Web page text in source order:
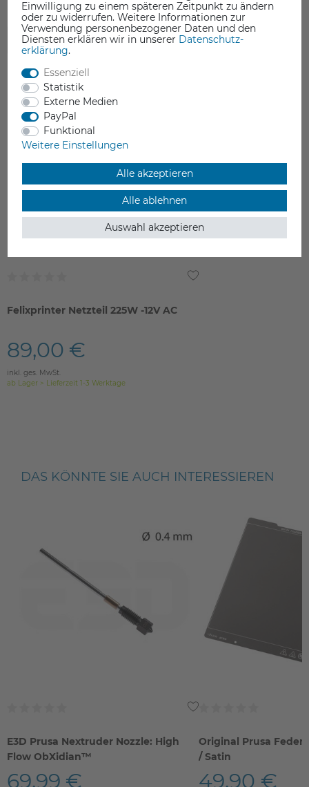
ZUBEHÖR
Felixprinter Netzteil 225W -12V AC
89,00 €
inkl. ges. MwSt.
ab Lager > Lieferzeit 1-3 Werktage
DAS KÖNNTE SIE AUCH INTERESSIEREN
E3D Prusa Nextruder Nozzle: High
Flow ObXidian™
69,99 €
Original Prusa
/ Satin
49,90 €
Einwilligung zu einem späteren Zeitpunkt zu ändern
oder zu widerrufen. Weitere Informationen zur
Verwendung personenbezogener Daten und den
Diensten erklären wir in unserer Daten­schutz­
erklärung.
Essenziell
Statistik
Externe Medien
PayPal
Funktional
Weitere Einstellungen
Alle akzeptieren
Alle ablehnen
Auswahl akzeptieren